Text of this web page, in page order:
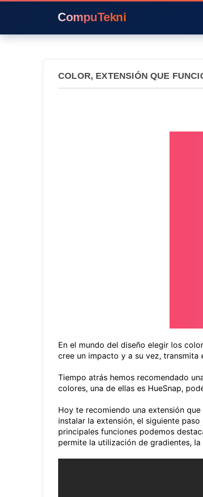
CompuTekni
COLOR, EXTENSIÓN QUE
En el mundo del diseño elegir los
cree un impacto y a su vez,
Tiempo atrás hemos recomendado
colores, una de ellas es HueSnap,
Hoy te recomiendo una extensión
instalar la extensión, el siguiente
principales funciones podemos
permite la utilización de gradientes,